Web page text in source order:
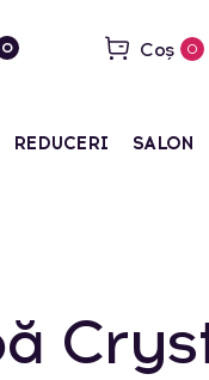
0 Coș 0
REDUCERI SALON